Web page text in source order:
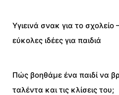
Υγιεινά σνακ για το σχολείο
εύκολες ιδέες για παιδιά
Πώς βοηθάμε ένα παιδί να
ταλέντα και τις κλίσεις του;